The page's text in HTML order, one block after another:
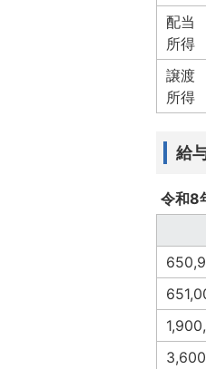
配当
所得
譲渡
所得
給
令和8